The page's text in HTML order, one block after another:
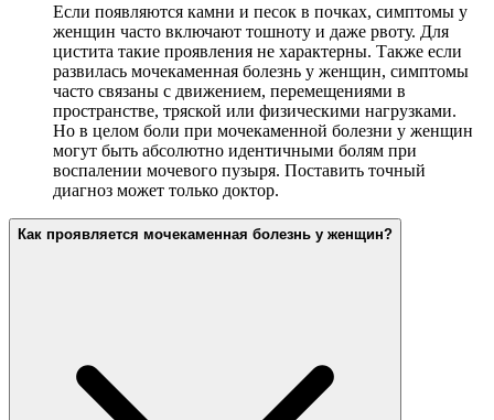
Если появляются камни и песок в почках, симптомы у
женщин часто включают тошноту и даже рвоту. Для
цистита такие проявления не характерны. Также если
развилась мочекаменная болезнь у женщин, симптомы
часто связаны с движением, перемещениями в
пространстве, тряской или физическими нагрузками.
Но в целом боли при мочекаменной болезни у женщин
могут быть абсолютно идентичными болям при
воспалении мочевого пузыря. Поставить точный
диагноз может только доктор.
Как проявляется мочекаменная болезнь у женщин?